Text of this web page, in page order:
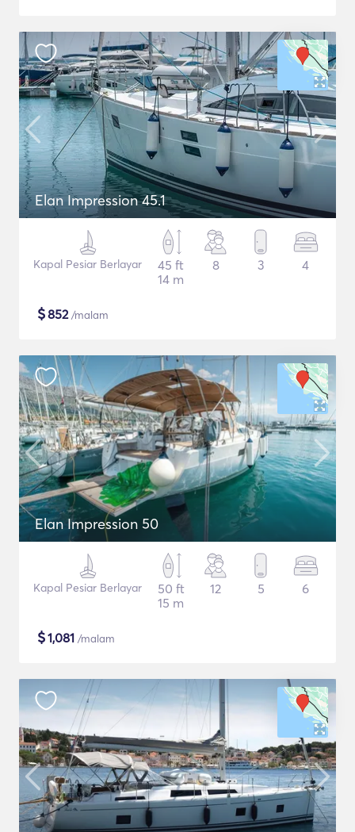
Elan Impression 45.1
Kapal Pesiar Berlayar
45 ft
14 m
8 3 4
$852/malam
Elan Impression 50
Kapal Pesiar Berlayar
50 ft
15 m
12 5 6
$1,081 /malam